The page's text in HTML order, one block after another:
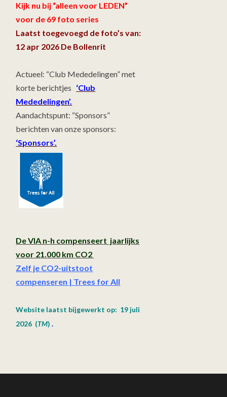
Kijk nu bij “alleen voor LEDEN”
voor de 69 foto series
Laatst toegevoegd de foto’s van:
12 apr 2026 De Bollenrit
Actueel: “Club Mededelingen” met
korte berichtjes ‘Club
Mededelingen’.
Aandachtspunt: “Sponsors”
berichten van onze sponsors:
‘Sponsors’.
De VIA n-h compenseert jaarlijks
voor 21.000 km CO2
Zelf je CO2-uitstoot
compenseren | Trees for All
Website laatst bijgewerkt op: 19 juli
2026 (TM) .